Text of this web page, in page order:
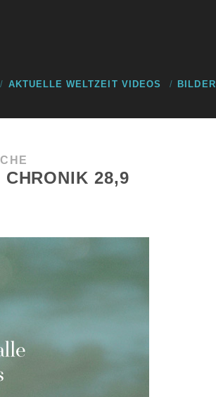
AKTUELLE WELTZEIT VIDEOS BILDER
28,9